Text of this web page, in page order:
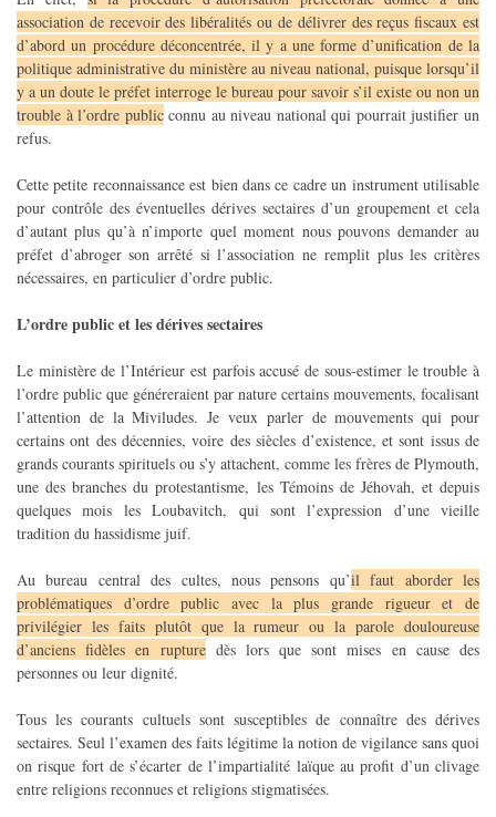
association de recevoir des libéralités ou de délivrer des reçus fiscaux est
d’abord un procédure déconcentrée, il y a une forme d’unification de la
politique administrative du ministère au niveau national, puisque lorsqu’il
y a un doute le préfet interroge le bureau pour savoir s’il existe ou non un
trouble à l’ordre publicconnu au niveau national qui pourrait justifier un
refus.
Cette petite reconnaissance est bien dans ce cadre un instrument utilisable
pour contrôle des éventuelles dérives sectaires d’un groupement et cela
d’autant plus qu’à n’importe quel moment nous pouvons demander au
préfet d’abroger son arrêté si l’association ne remplit plus les critères
nécessaires, en particulier d’ordre public.
L’ordre public et les dérives sectaires
Le ministère de l’Intérieur est parfois accusé de sous-estimer le trouble à
l’ordre public que généreraient par nature certains mouvements, focalisant
l’attention de la Miviludes. Je veux parler de mouvements qui pour
certains ont des décennies, voire des siècles d’existence, et sont issus de
grands courants spirituels ou s’y attachent, comme les frères de Plymouth,
une des branches du protestantisme, les Témoins de Jéhovah, et depuis
quelques mois les Loubavitch, qui sont l’expression d’une vieille
tradition du hassidisme juif.
Au bureau central des cultes, nous pensons qu’il faut aborder les
problématiques d’ordre public avec la plus grande rigueur et de
privilégier les faits plutôt que la rumeur ou la parole douloureuse
d’anciens fidèles en rupturedès lors que sont mises en cause des
personnes ou leur dignité.
Tous les courants cultuels sont susceptibles de connaître des dérives
sectaires. Seul l’examen des faits légitime la notion de vigilance sans quoi
on risque fort de s’écarter de l’impartialité laïque au profit d’un clivage
entre religions reconnues et religions stigmatisées.